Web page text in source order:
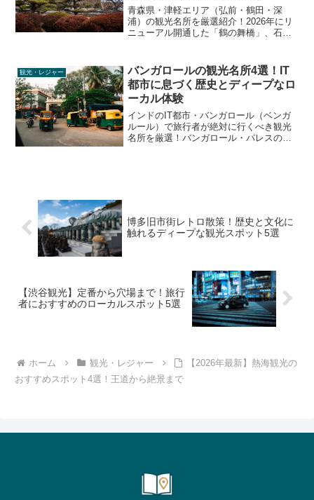
青森県・津軽エリア（弘前・鶴田・深
浦）の観光名所を厳選紹介！2026年にリ
ニューアル開通した「鶴の舞橋」、石垣
い「青池」など、旅行者が本当に知りた
いリアルなディープ情報を徹底解説しま
す。
観光・レジャー
バンガロールの観光名所4選！IT
都市に息づく歴史とディープなロ
ーカル体験
インドのIT都市・バンガロール（ベンガ
ルール）で旅行者が絶対に行くべき観光
名所を厳選！バンガロール・パレスの豪
博多旧市街レトロ散策！歴史と文化に
触れるディープな観光スポット5選
【渋谷観光】定番から穴場まで！旅行
者におすすめのローカルスポット5選
ホーム 観光・レジャー
【2026年最新】熱海観光の
おすすめスポット4選！王道から絶景まで